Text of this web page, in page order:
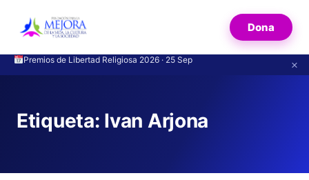
Dona
Premios de Libertad Religiosa 2026 · 25 Sep ×
Etiqueta: Ivan Arjona